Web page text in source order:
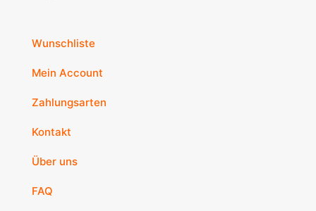
Wunschliste
Mein Account
Zahlungsarten
Kontakt
Über uns
FAQ